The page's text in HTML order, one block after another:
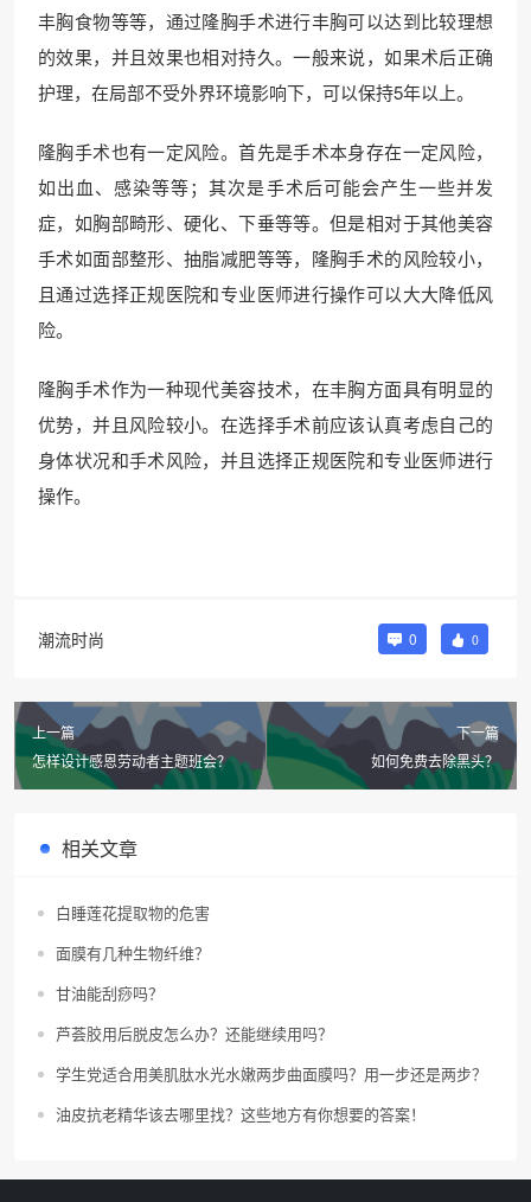
丰胸食物等等，通过隆胸手术进行丰胸可以达到比较理想
的效果，并且效果也相对持久。一般来说，如果术后正确
护理，在局部不受外界环境影响下，可以保持5年以上。
隆胸手术也有一定风险。首先是手术本身存在一定风险，
如出血、感染等等；其次是手术后可能会产生一些并发
症，如胸部畸形、硬化、下垂等等。但是相对于其他美容
手术如面部整形、抽脂减肥等等，隆胸手术的风险较小，
且通过选择正规医院和专业医师进行操作可以大大降低风
险。
隆胸手术作为一种现代美容技术，在丰胸方面具有明显的
优势，并且风险较小。在选择手术前应该认真考虑自己的
身体状况和手术风险，并且选择正规医院和专业医师进行
操作。
潮流时尚 0 0
上一篇
怎样设计感恩劳动者主题班会？
下一篇
如何免费去除黑头？
相关文章
白睡莲花提取物的危害
面膜有几种生物纤维？
甘油能刮痧吗？
芦荟胶用后脱皮怎么办？还能继续用吗？
学生党适合用美肌肽水光水嫩两步曲面膜吗？用一步还是两步？
油皮抗老精华该去哪里找？这些地方有你想要的答案！